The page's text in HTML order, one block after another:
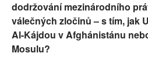
dodržování mezinárodního
válečných zločinů – s tím, jak
Al-Kájdou v Afghánistánu
Mosulu?